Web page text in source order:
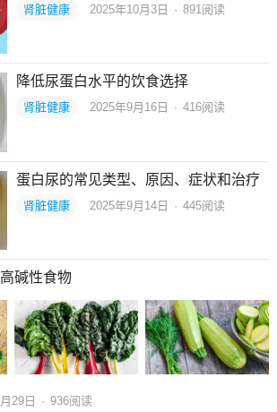
肾脏健康 2025年10月3日 · 891 阅读
降低尿蛋白水平的饮食选择
肾脏健康 2025年9月16日 · 416阅读
蛋白尿的常见类型、原因、症状和治疗
肾脏健康 2025年9月14日 · 445阅读
碱性食物
29日 · 936阅读